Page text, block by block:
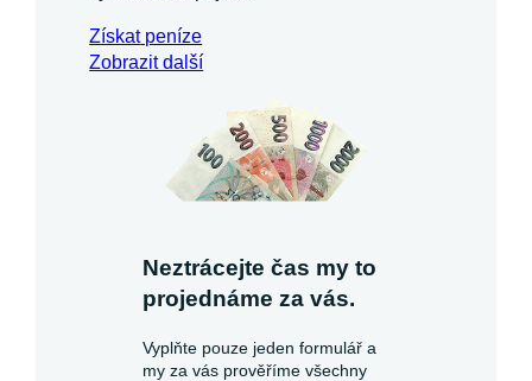
Získatpeníze
Zobrazit další
Neztrácejte čas my to
projednáme za vás.
Vyplňte pouze jeden formulář a
my za vás prověříme všechny